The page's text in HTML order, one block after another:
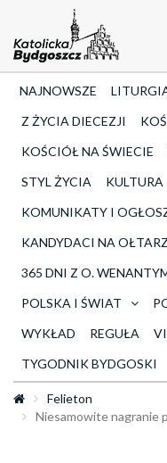
NAJNOWSZE
Z ŻYCIA DIECEZJI
KOŚCIÓŁ NA ŚWIECIE
STYL ŻYCIA
KULTURA
KOMUNIKATY I
KANDYDACI NA
365 DNI Z O.
POLSKA I ŚWIAT
WYKŁAD
REGUŁA
TYGODNIK BYDGOSKI
Felieton
Niesamowite nagranie